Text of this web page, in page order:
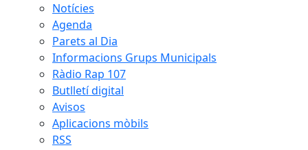
Notícies
Agenda
Parets al Dia
Informacions Grups Municipals
Ràdio Rap 107
Butlletí digital
Avisos
Aplicacions mòbils
RSS